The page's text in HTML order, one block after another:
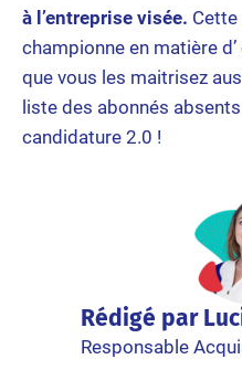
à l’entreprise visée. Cette
championne en matière
que vous les maitrisez
liste des abonnés
candidature 2.0 !
Rédigé par
Responsable